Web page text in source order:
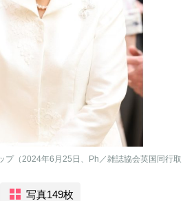
プ（2024年6月25日、Ph／雑誌協会英国同行取
写真149枚